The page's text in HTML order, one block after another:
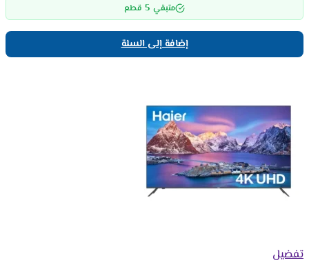
متبقي 5 قطع
إضافة إلى السلة
تفضيل